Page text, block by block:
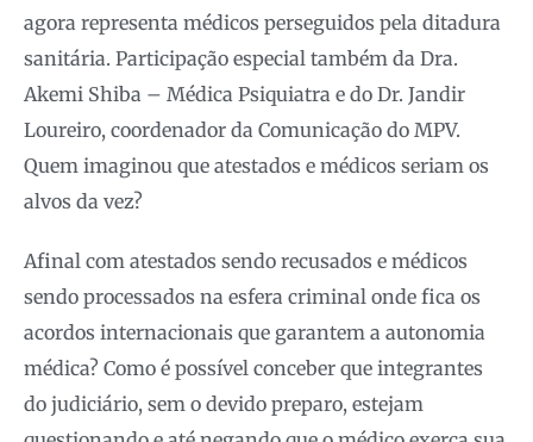
agora representa médicos perseguidos pela ditadura
sanitária. Participação especial também da Dra.
Akemi Shiba – Médica Psiquiatra e do Dr. Jandir
Loureiro, coordenador da Comunicação do MPV.
Quem imaginou que atestados e médicos seriam os
alvos da vez?
Afinal com atestados sendo recusados e médicos
sendo processados na esfera criminal onde fica os
acordos internacionais que garantem a autonomia
médica? Como é possível conceber que integrantes
do judiciário, sem o devido preparo, estejam